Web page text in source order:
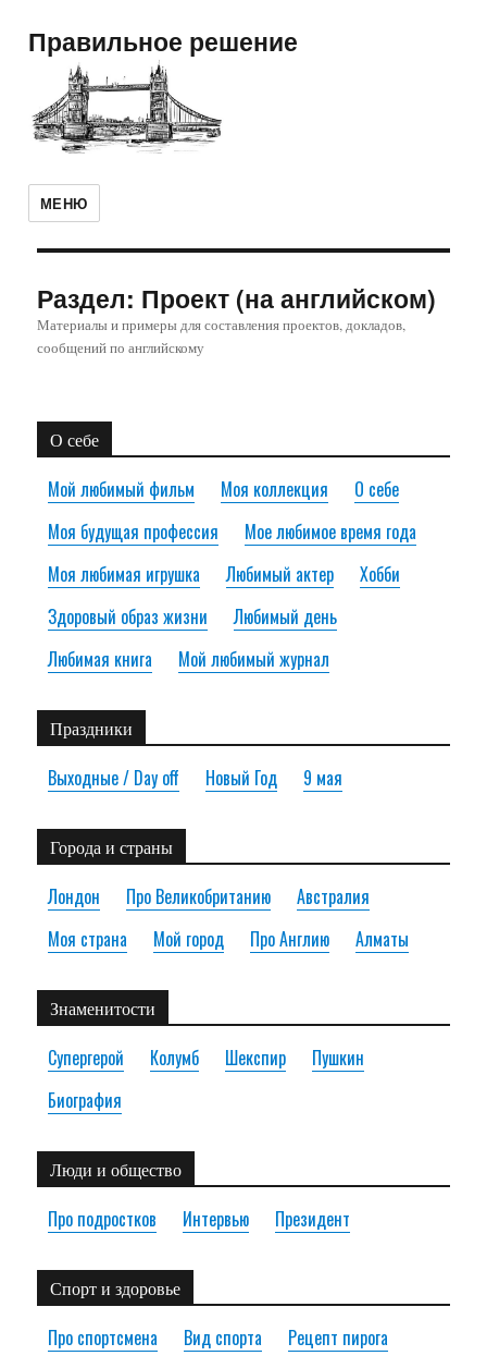
Правильное решение
МЕНЮ
Раздел: Проект (на английском)
Материалы и примеры для составления проектов, докладов,
сообщений по английскому
О себе
Мой любимый фильм Моя коллекция
О себе
Моя будущая профессия
Мое любимое время года
Моя любимая игрушка
Любимый актер
Хобби
Здоровый образ жизни
Любимый день
Любимая книга
Мой любимый журнал
Праздники
Выходные / Day off Новый Год 9 мая
Города и страны
Лондон Про Великобританию
Австралия
Моя страна
Мой город Про Англию Алматы
Знаменитости
Супергерой Колумб Шекспир
Пушкин
Биография
Люди и общество
Про подростков Интервью Президент
Спорт и здоровье
Про спортсмена Вид спорта Рецепт пирога